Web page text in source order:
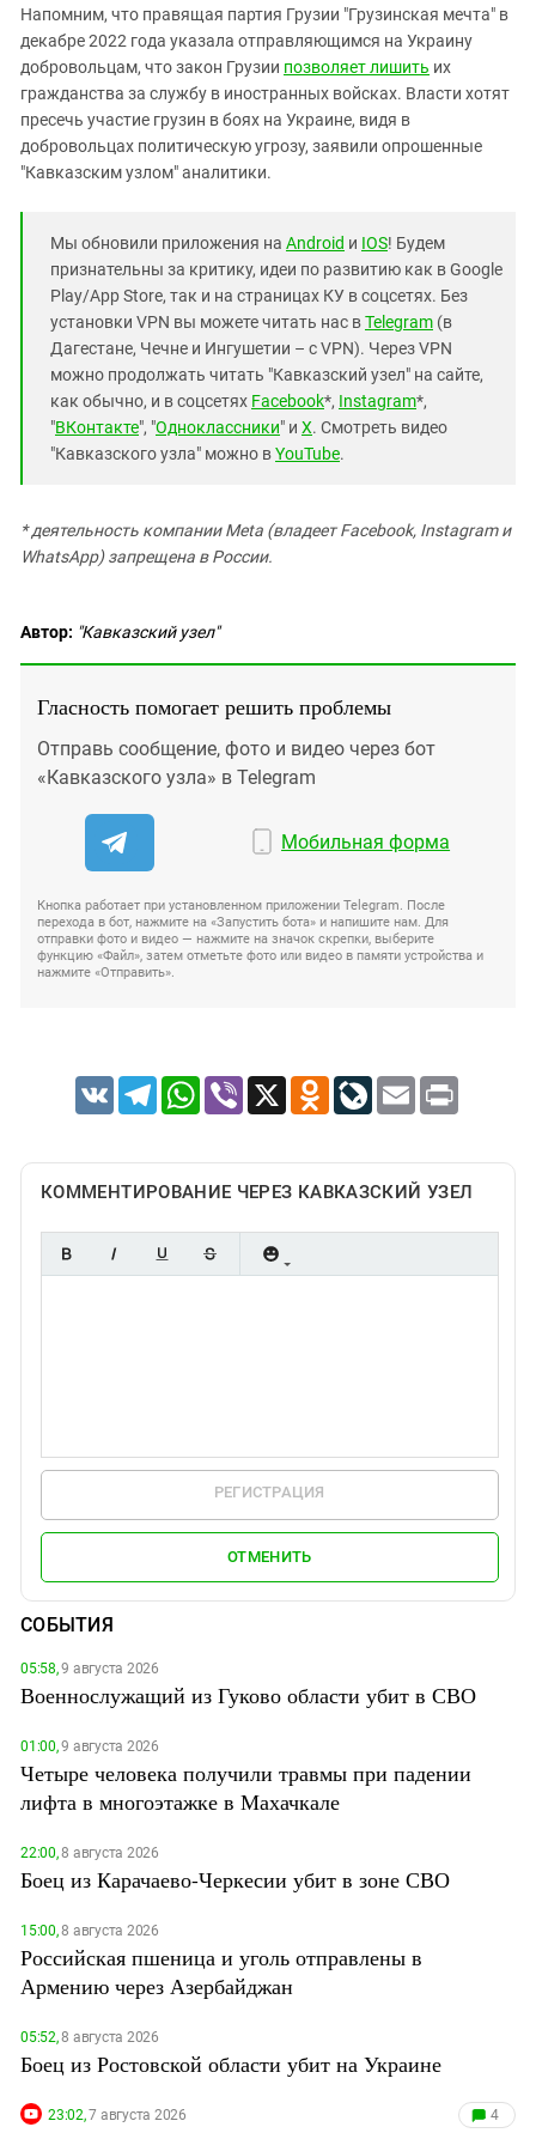
Напомним, что правящая партия Грузии "Грузинская мечта" в
декабре 2022 года указала отправляющимся на Украину
добровольцам, что закон Грузии позволяет лишить их
гражданства за службу в иностранных войсках. Власти хотят
пресечь участие грузин в боях на Украине, видя в
добровольцах политическую угрозу, заявили опрошенные
"Кавказским узлом" аналитики.
Мы обновили приложения на Android и IOS! Будем
признательны за критику, идеи по развитию как в Google
Play/App Store, так и на страницах КУ в соцсетях. Без
установки VPN вы можете читать нас вTelegram (в
Дагестане, Чечне и Ингушетии – с VPN). Через VPN
можно продолжать читать "Кавказский узел" на сайте,
как обычно, и в соцсетях Facebook*, Instagram*,
"ВКонтакте", "Одноклассники" и X. Смотреть видео
"Кавказского узла" можно вYouTube.
* деятельность компании Meta (владеет Facebook, Instagram и
WhatsApp) запрещена в России.
Автор: "Кавказский узел"
Гласность помогает решить проблемы
Отправь сообщение, фото и видео через бот
«Кавказского узла» в Telegram
Мобильная форма
Кнопка работает при установленном приложении Telegram. После
перехода в бот, нажмите на «Запустить бота» и напишите нам. Для
отправки фото и видео — нажмите на значок скрепки, выберите
функцию «Файл», затем отметьте фото или видео в памяти устройства и
нажмите «Отправить».
VK TelegramWhatsApp
Viber X Odnoklassniki
LiveJournal
Email Print
КОММЕНТИРОВАНИЕ ЧЕРЕЗ КАВКАЗСКИЙ УЗЕЛ
РЕГИСТРАЦИЯ
ОТМЕНИТЬ
СОБЫТИЯ
05:58,9 августа 2026
Военнослужащий из Гуково области убит в СВО
01:00,9 августа 2026
Четыре человека получили травмы при падении
лифта в многоэтажке в Махачкале
22:00,8 августа 2026
Боец из Карачаево-Черкесии убит в зоне СВО
15:00,8 августа 2026
Российская пшеница и уголь отправлены в
Армению через Азербайджан
05:52,8 августа 2026
Боец из Ростовской области убит на Украине
23:02,7 августа 2026 4